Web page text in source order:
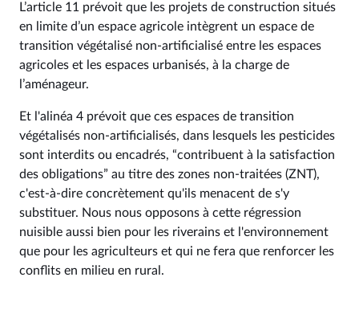
L’article 11 prévoit que les projets de construction situés
en limite d’un espace agricole intègrent un espace de
transition végétalisé non-artificialisé entre les espaces
agricoles et les espaces urbanisés, à la charge de
l’aménageur.
Et l'alinéa 4 prévoit que ces espaces de transition
végétalisés non-artificialisés, dans lesquels les pesticides
sont interdits ou encadrés, “contribuent à la satisfaction
des obligations” au titre des zones non-traitées (ZNT),
c'est-à-dire concrètement qu'ils menacent de s'y
substituer. Nous nous opposons à cette régression
nuisible aussi bien pour les riverains et l'environnement
que pour les agriculteurs et qui ne fera que renforcer les
conflits en milieu en rural.